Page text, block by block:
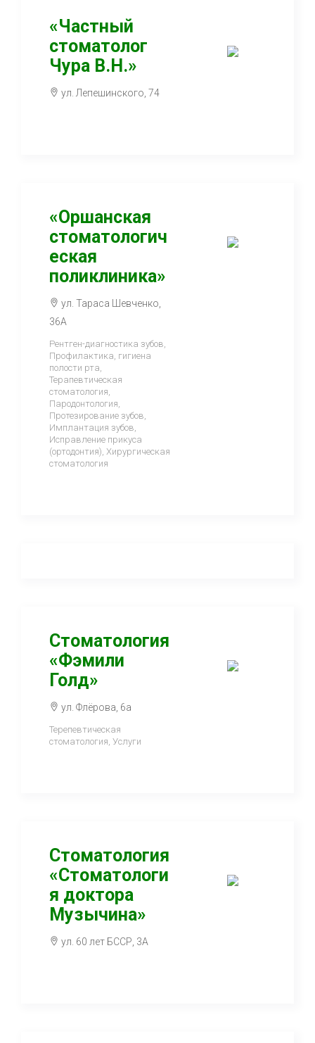
«Частный
стоматолог
Чура В.Н.»
ул. Лепешинского, 74
«Оршанская
стоматологич
еская
поликлиника»
ул. Тараса Шевченко,
36А
Рентген-диагностика зубов,
Профилактика, гигиена
полости рта,
Терапевтическая
стоматология,
Пародонтология,
Протезирование зубов,
Имплантация зубов,
Исправление прикуса
(ортодонтия), Хирургическая
стоматология
Стоматология
«Фэмили
Голд»
ул. Флёрова, 6а
Терепевтическая
стоматология, Услуги
Стоматология
«Стоматологи
я доктора
Музычина»
ул. 60 лет БССР, 3А